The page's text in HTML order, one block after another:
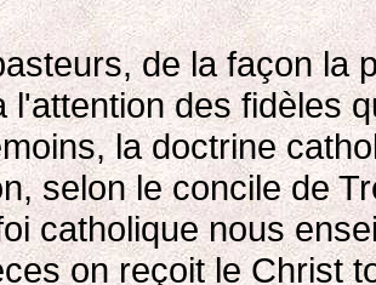
de la façon la
l'attention des fidèles
la doctrine
selon le concile de
catholique nous
on reçoit le Christ